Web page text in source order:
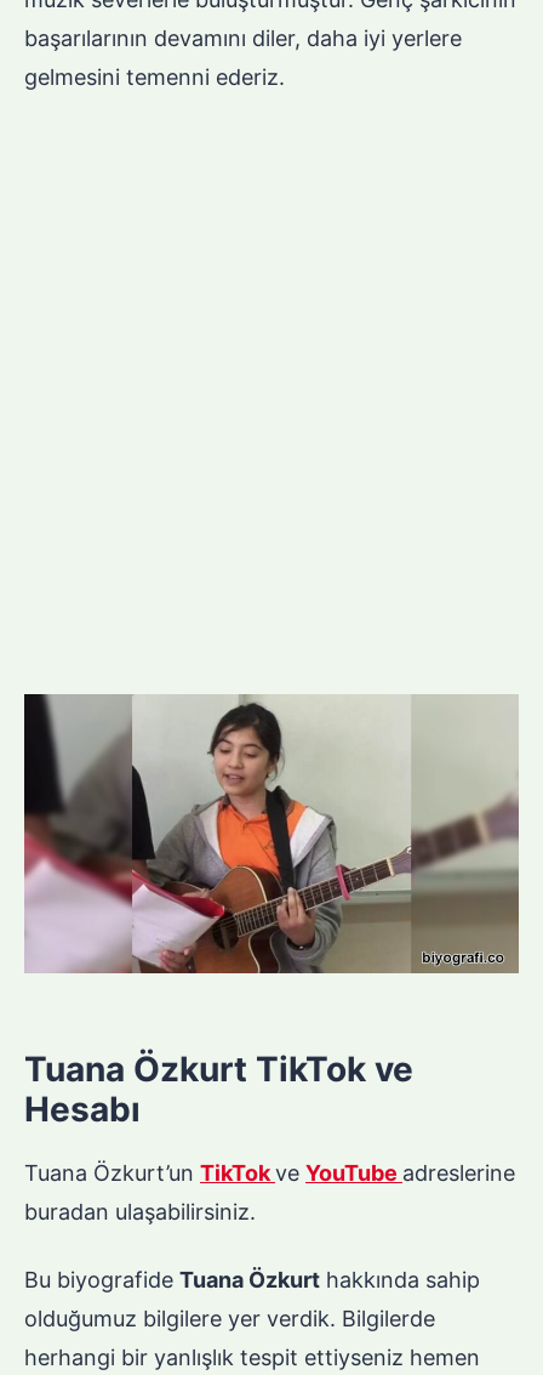
başarılarının devamını diler, daha iyi yerlere
gelmesini temenni ederiz.
Tuana Özkurt TikTok ve
Hesabı
Tuana Özkurt’un TikTokve YouTube adreslerine
buradan ulaşabilirsiniz.
Bu biyografide Tuana Özkurt hakkında sahip
olduğumuz bilgilere yer verdik. Bilgilerde
herhangi bir yanlışlık tespit ettiyseniz hemen